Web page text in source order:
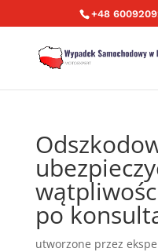
+48
po
utworzone przez